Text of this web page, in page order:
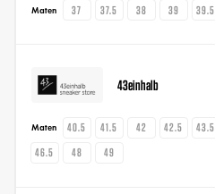
Maten 37 37.5 38 39 39.5
43einhalb
Maten 40.5 41.5 42 42.5 43.5
46.5
48 49